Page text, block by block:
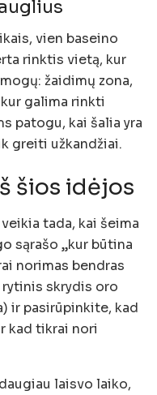
vien baseino
rinktis vietą, kur
žaidimų zona,
galima rinkti
patogu, kai šalia yra
greiti užkandžiai.
šios idėjos
tada, kai šeima
sąrašo „kur būtina
norimas bendras
skrydis oro
ir pasirūpinkite, kad
kad tikrai nori
laisvo laiko,